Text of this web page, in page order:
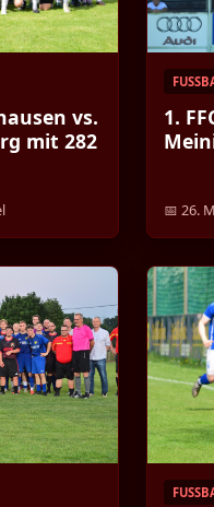
vs.
mit 282
1.
📅 26.